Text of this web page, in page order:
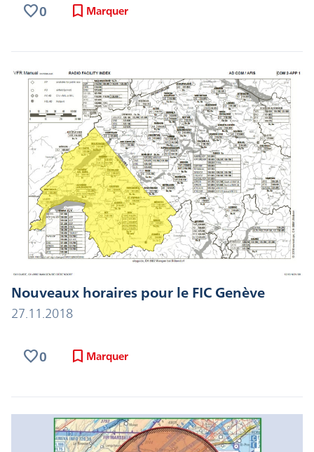
favorite0 bookmark Marquer
Nouveaux horaires pour le FIC Genève
27.11.2018
favorite0 bookmark Marquer